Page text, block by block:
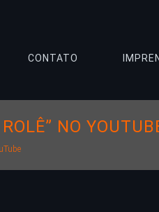
CONTATO
NO